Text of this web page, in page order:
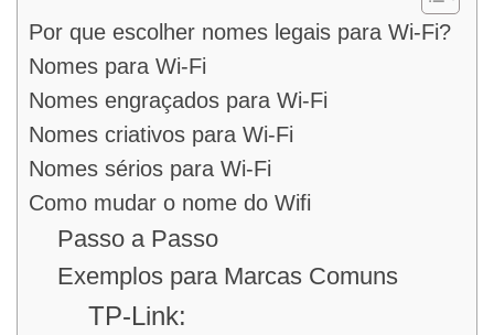
Por que escolher nomes legais para Wi-Fi?
Nomes para Wi-Fi
Nomes engraçados para Wi-Fi
Nomes criativos para Wi-Fi
Nomes sérios para Wi-Fi
Como mudar o nome do Wifi
Passo a Passo
Exemplos para Marcas Comuns
TP-Link: